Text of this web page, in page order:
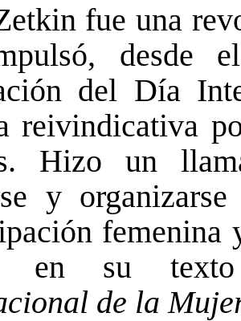
fue una
desde
del Día
reivindicativa
Hizo un
y
en su
de la